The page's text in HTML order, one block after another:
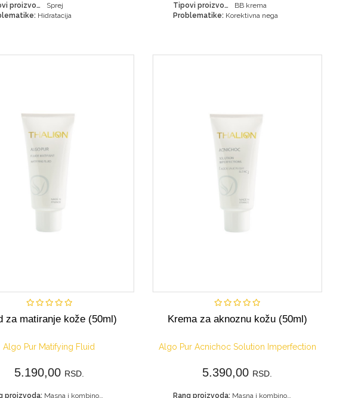
Tipovi proizvoda:
Sprej
Hidratacija
Tipovi proizvoda:
BB krema
Problematike: Korektivna nega
za matiranje kože (50ml)
Algo Pur Matifying Fluid
5.190,00 RSD.
proizvoda: Masna i kombinovana koža
Krema za aknoznu kožu (50ml)
Algo Pur Acnichoc Solution Imperfection
5.390,00 RSD.
Rang proizvoda: Masna i kombinovana koža